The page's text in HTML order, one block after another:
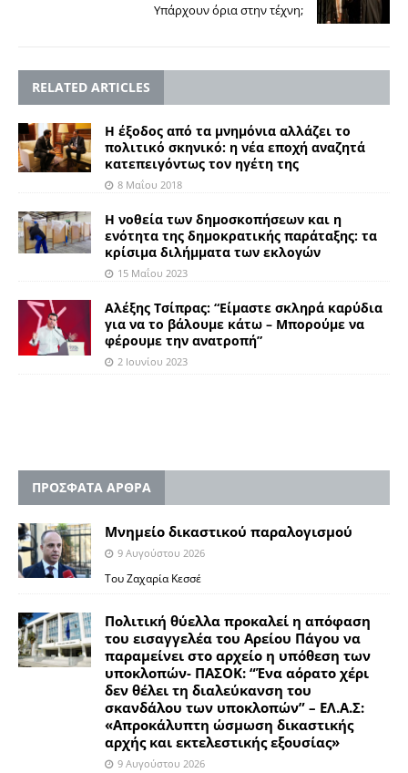
Υπάρχουν όρια στην τέχνη;
RELATED ARTICLES
Η έξοδος από τα μνημόνια αλλάζει το
πολιτικό σκηνικό: η νέα εποχή αναζητά
κατεπειγόντως τον ηγέτη της
8 Μαΐου 2018
Η νοθεία των δημοσκοπήσεων και η
ενότητα της δημοκρατικής παράταξης: τα
κρίσιμα διλήμματα των εκλογών
15 Μαΐου 2023
Αλέξης Τσίπρας: “Είμαστε σκληρά καρύδια
για να το βάλουμε κάτω – Μπορούμε να
φέρουμε την ανατροπή”
2 Ιουνίου 2023
ΠΡΟΣΦΑΤΑ ΑΡΘΡΑ
Μνημείο δικαστικού παραλογισμού
9 Αυγούστου 2026
Του Ζαχαρία Κεσσέ
Πολιτική θύελλα προκαλεί η απόφαση
του εισαγγελέα του Αρείου Πάγου να
παραμείνει στο αρχείο η υπόθεση των
υποκλοπών- ΠΑΣΟΚ: “Ένα αόρατο χέρι
δεν θέλει τη διαλεύκανση του
σκανδάλου των υποκλοπών” – ΕΛ.Α.Σ:
«Απροκάλυπτη ώσμωση δικαστικής
αρχής και εκτελεστικής εξουσίας»
9 Αυγούστου 2026